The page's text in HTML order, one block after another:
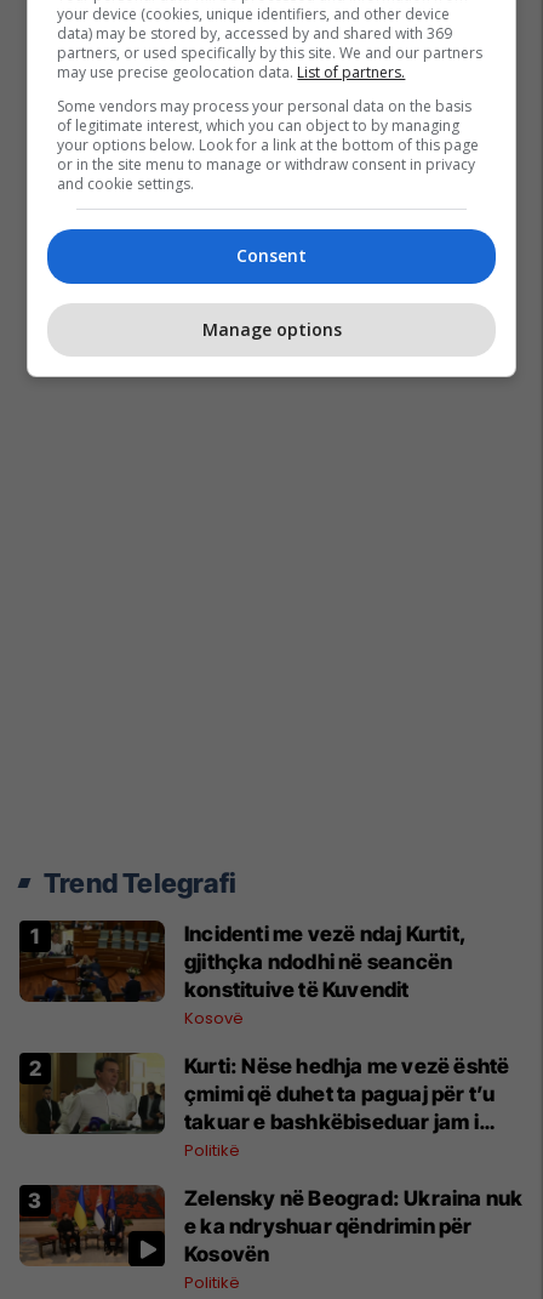
Trend Telegrafi
Incidenti me vezë ndaj Kurtit,
gjithçka ndodhi në seancën
konstituive të Kuvendit
Kosovë
Kurti: Nëse hedhja me vezë është
çmimi që duhet ta paguaj për t’u
takuar e bashkëbiseduar jam i
lumtur ta bëj këtë
Politikë
Zelensky në Beograd: Ukraina nuk
e ka ndryshuar qëndrimin për
Kosovën
Politikë
your device (cookies, unique identifiers, and other device
data) may be stored by, accessed by and shared with 369
partners, or used specifically by this site. We and our partners
may use precise geolocation data. List of partners.
Some vendors may process your personal data on the basis
of legitimate interest, which you can object to by managing
your options below. Look for a link at the bottom of this page
or in the site menu to manage or withdraw consent in privacy
and cookie settings.
Consent
Manage options